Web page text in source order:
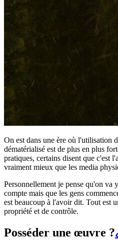
On est dans une ère où l'utilisation
dématérialisé est de plus en plus
pratiques, certains disent que c'est
vraiment mieux que les media
Personnellement je pense qu'on va
compte mais que les gens
est beaucoup à l'avoir dit. Tout est
propriété et de contrôle.
Posséder une œuvre ?